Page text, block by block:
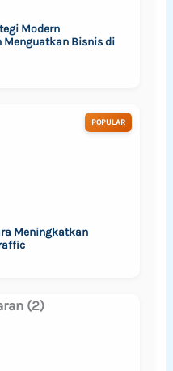
Modern
Menguatkan Bisnis di
POPULAR
Meningkatkan